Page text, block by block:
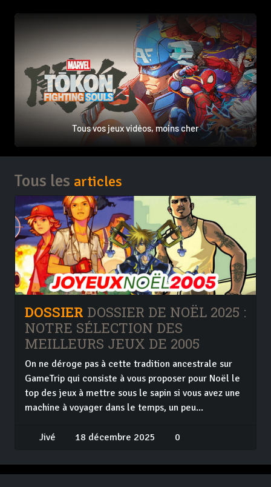
Tous vos jeux vidéos, moins cher
Tous les articles
DOSSIER DOSSIER DE NOËL 2025 :
NOTRE SÉLECTION DES
MEILLEURS JEUX DE 2005
On ne déroge pas à cette tradition ancestrale sur
GameTrip qui consiste à vous proposer pour Noël le
top des jeux à mettre sous le sapin si vous avez une
machine à voyager dans le temps, un peu...
Jivé 18 décembre 2025 0